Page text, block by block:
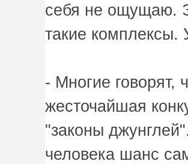
себя не ощущаю.
такие комплексы.
- Многие говорят,
жесточайшая
"законы
человека шанс